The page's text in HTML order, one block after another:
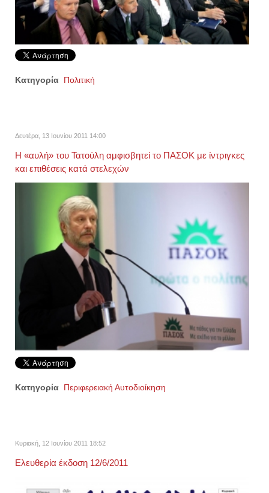
Κατηγορία Πολιτική
Δευτέρα, 13 Ιουνίου 2011 14:00
Η «αυλή» του Τατούλη αμφισβητεί το ΠΑΣΟΚ με ίντριγκες
και επιθέσεις κατά στελεχών
Κατηγορία Περιφερειακή Αυτοδιοίκηση
Κυριακή, 12 Ιουνίου 2011 18:52
Ελευθερία έκδοση 12/6/2011